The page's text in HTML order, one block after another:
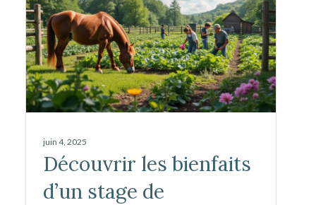
juin 4, 2025
Découvrir les bienfaits
d’un stage de